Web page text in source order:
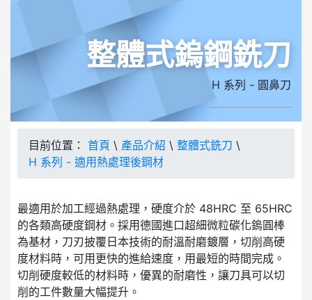
整體式鎢鋼銑刀
H 系列 - 圓鼻刀
目前位置： 首頁 \ 產品介紹 \ 整體式銑刀 \
H 系列 - 適用熱處理後鋼材
最適用於加工經過熱處理，硬度介於 48HRC 至 65HRC
的各類高硬度鋼材。採用德國進口超細微粒碳化鎢圓棒
為基材，刀刃披覆日本技術的耐溫耐磨鍍層，切削高硬
度材料時，可用更快的進給速度，用最短的時間完成。
切削硬度較低的材料時，優異的耐磨性，讓刀具可以切
削的工件數量大幅提升。